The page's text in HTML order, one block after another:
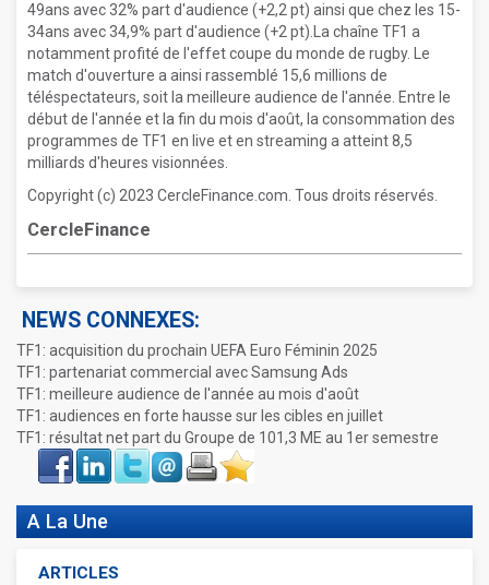
49ans avec 32% part d'audience (+2,2 pt) ainsi que chez les 15-
34ans avec 34,9% part d'audience (+2 pt).La chaîne TF1 a
notamment profité de l'effet coupe du monde de rugby. Le
match d'ouverture a ainsi rassemblé 15,6 millions de
téléspectateurs, soit la meilleure audience de l'année. Entre le
début de l'année et la fin du mois d'août, la consommation des
programmes de TF1 en live et en streaming a atteint 8,5
milliards d'heures visionnées.
Copyright (c) 2023 CercleFinance.com. Tous droits réservés.
CercleFinance
NEWS CONNEXES:
TF1: acquisition du prochain UEFA Euro Féminin 2025
TF1: partenariat commercial avec Samsung Ads
TF1: meilleure audience de l'année au mois d'août
TF1: audiences en forte hausse sur les cibles en juillet
TF1: résultat net part du Groupe de 101,3 ME au 1er semestre
Face
book
LinkIn Twitter Envoyer ImprimerFavoris
A La Une
ARTICLES